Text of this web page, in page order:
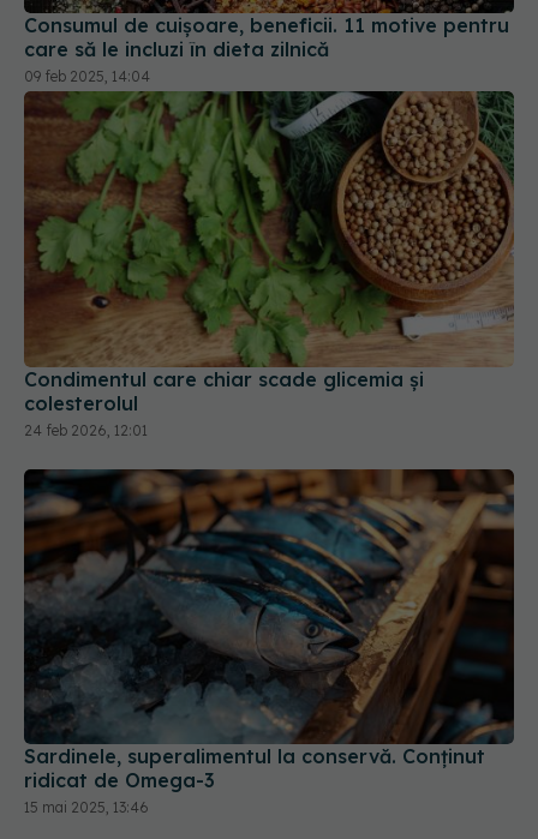
Condimentul care chiar scade glicemia și
colesterolul
24 feb 2026, 12:01
Sardinele, superalimentul la conservă. Conținut
ridicat de Omega-3
15 mai 2025, 13:46